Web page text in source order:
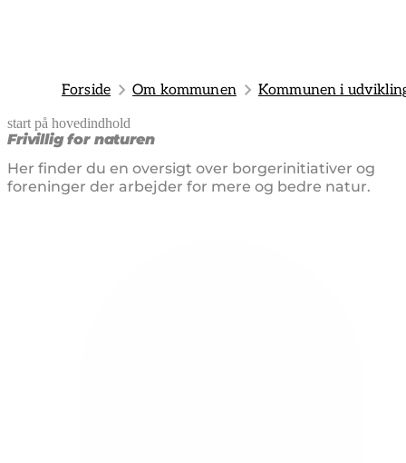
Forside Om kommunen Kommunen i
start på hovedindhold
Frivillig for naturen
Her finder du en oversigt over borgerinitiativer og
foreninger der arbejder for mere og bedre natur.
senest opdateret 19. februar 2026